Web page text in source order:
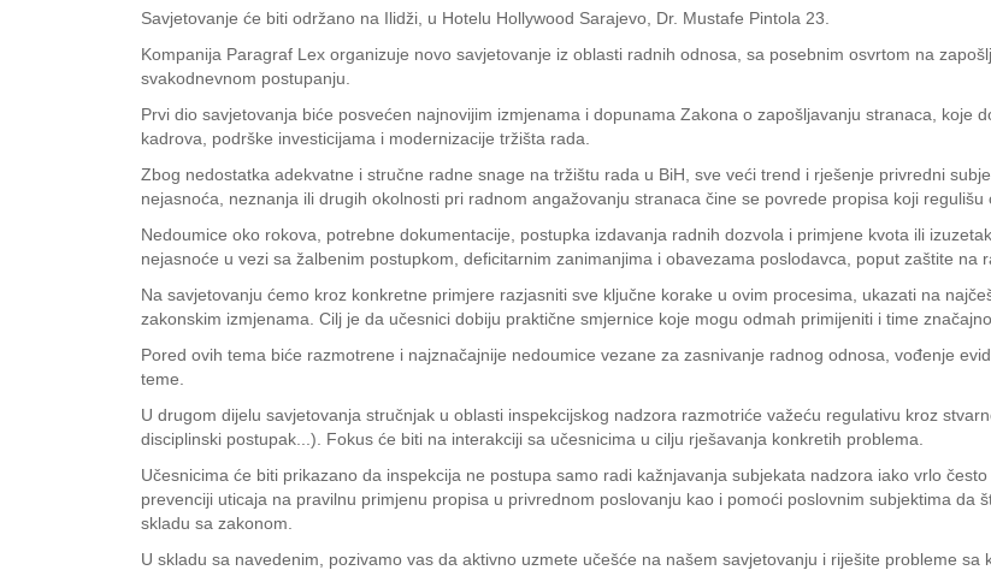
Savjetovanje će biti održano na Ilidži, u Hotelu Hollywood Sarajevo, Dr. Mustafe Pintola 23.
Kompanija Paragraf Lex organizuje novo savjetovanje iz oblasti radnih odnosa, sa posebnim osvrtom na
svakodnevnom postupanju.
Prvi dio savjetovanja biće posvećen najnovijim izmjenama i dopunama Zakona o zapošljavanju stranaca, koje
kadrova, podrške investicijama i modernizacije tržišta rada.
Zbog nedostatka adekvatne i stručne radne snage na tržištu rada u BiH, sve veći trend i rješenje privredni
nejasnoća, neznanja ili drugih okolnosti pri radnom angažovanju stranaca čine se povrede propisa koji regulišu
Nedoumice oko rokova, potrebne dokumentacije, postupka izdavanja radnih dozvola i primjene kvota ili
nejasnoće u vezi sa žalbenim postupkom, deficitarnim zanimanjima i obavezama poslodavca, poput zaštite na
Na savjetovanju ćemo kroz konkretne primjere razjasniti sve ključne korake u ovim procesima, ukazati na
zakonskim izmjenama. Cilj je da učesnici dobiju praktične smjernice koje mogu odmah primijeniti i time
Pored ovih tema biće razmotrene i najznačajnije nedoumice vezane za zasnivanje radnog odnosa, vođenjе
teme.
U drugom dijelu savjetovanja stručnjak u oblasti inspekcijskog nadzora razmotriće važeću regulativu kroz
disciplinski postupak...). Fokus će biti na interakciji sa učesnicima u cilju rješavanja konkretih problema.
Učesnicima će biti prikazano da inspekcija ne postupa samo radi kažnjavanja subjekata nadzora iako vrlo
prevenciji uticaja na pravilnu primjenu propisa u privrednom poslovanju kao i pomoći poslovnim subjektima da
skladu sa zakonom.
U skladu sa navedenim, pozivamo vas da aktivno uzmete učešće na našem savjetovanju i riješite probleme sa